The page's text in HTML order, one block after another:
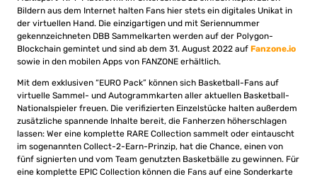
Bildern aus dem Internet halten Fans hier stets ein digitales Unikat in
der virtuellen Hand. Die einzigartigen und mit Seriennummer
gekennzeichneten DBB Sammelkarten werden auf der Polygon-
Blockchain gemintet und sind ab dem 31. August 2022 auf Fanzone.io
sowie in den mobilen Apps von FANZONE erhältlich.
Mit dem exklusiven “EURO Pack” können sich Basketball-Fans auf
virtuelle Sammel- und Autogrammkarten aller aktuellen Basketball-
Nationalspieler freuen. Die verifizierten Einzelstücke halten außerdem
zusätzliche spannende Inhalte bereit, die Fanherzen höherschlagen
lassen: Wer eine komplette RARE Collection sammelt oder eintauscht
im sogenannten Collect-2-Earn-Prinzip, hat die Chance, einen von
fünf signierten und vom Team genutzten Basketbälle zu gewinnen. Für
eine komplette EPIC Collection können die Fans auf eine Sonderkarte